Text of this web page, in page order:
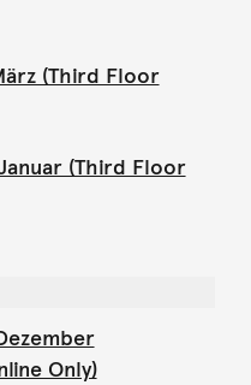
(Third Floor
(Third Floor
Only)